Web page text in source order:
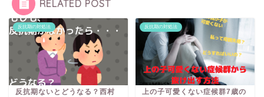
RELATED POST
反抗期の対処法
反抗期ないとどうなる？西村
反抗期の対処法
上の子可愛くない症候群7歳の